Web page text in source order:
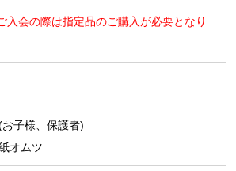
入会の際は指定品のご購入が必要となり
子様、保護者)
オムツ